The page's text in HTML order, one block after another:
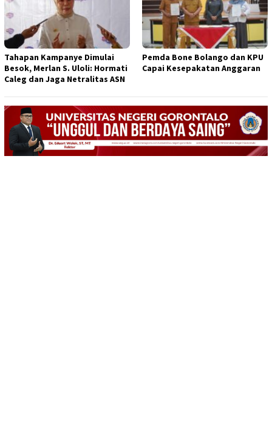
Tahapan Kampanye Dimulai
Besok, Merlan S. Uloli: Hormati
Caleg dan Jaga Netralitas ASN
Pemda Bone Bolango dan KPU
Capai Kesepakatan Anggaran